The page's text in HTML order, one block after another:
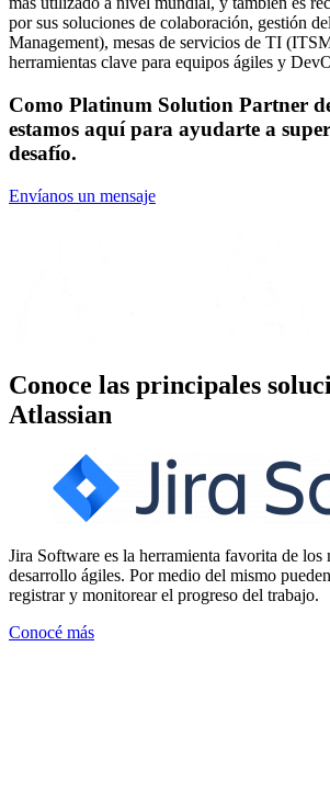
por sus soluciones de colaboración, gestión
Management), mesas de servicios de TI
herramientas clave para equipos ágiles y
Como Platinum Solution Partner
estamos aquí para ayudarte a
desafío.
Envíanos un mensaje
Conoce las principales
Atlassian
Jira Software es la herramienta favorita de los
desarrollo ágiles. Por medio del mismo
registrar y monitorear el progreso del trabajo.
Conocé más